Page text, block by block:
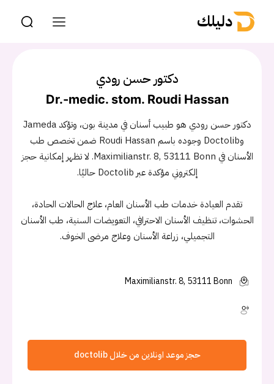
دليلك
دكتور حسن رودي
Dr.-medic. stom. Roudi Hassan
دكتور حسن رودي هو طبيب أسنان في مدينة بون، وتؤكد Jameda
وDoctolib وجوده باسم Roudi Hassan ضمن تخصص طب
الأسنان في Maximilianstr. 8, 53111 Bonn. لا تظهر إمكانية حجز
إلكتروني مؤكدة عبر Doctolib حاليًا.
تقدم العيادة خدمات طب الأسنان العام، علاج الحالات الحادة،
الحشوات، تنظيف الأسنان الاحترافي، التعويضات السنية، طب الأسنان
التجميلي، زراعة الأسنان وعلاج مرضى الخوف.
Maximilianstr. 8, 53111 Bonn
حجز موعد اونلاين من خلال doctolib